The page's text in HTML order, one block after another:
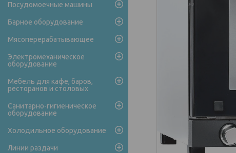
Посудомоечные машины
Барное оборудование
Мясоперерабатывающее
Электромеханическое
оборудование
Мебель для кафе, баров,
ресторанов и столовых
Санитарно-гигиеническое
оборудование
Холодильное оборудование
Линии раздачи